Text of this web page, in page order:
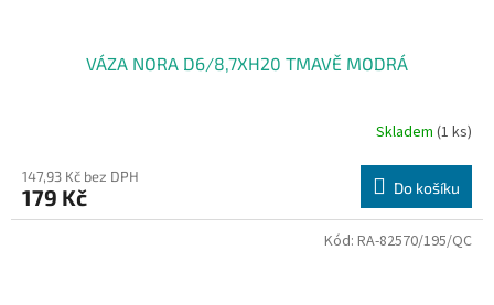
VÁZA NORA D6/8,7XH20 TMAVĚ MODRÁ
Skladem (1 ks)
147,93 Kč bez DPH
179 Kč Do košíku
Kód: RA-82570/195/QC